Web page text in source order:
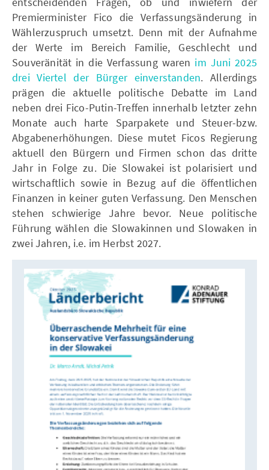
Premierminister Fico die Verfassungsänderung in
Wählerzuspruch umsetzt. Denn mit der Aufnahme
der Werte im Bereich Familie, Geschlecht und
Souveränität in die Verfassung waren im Juni 2025
drei Viertel der Bürger einverstanden. Allerdings
prägen die aktuelle politische Debatte im Land
neben drei Fico-Putin-Treffen innerhalb letzter zehn
Monate auch harte Sparpakete und Steuer-bzw.
Abgabenerhöhungen. Diese mutet Ficos Regierung
aktuell den Bürgern und Firmen schon das dritte
Jahr in Folge zu. Die Slowakei ist polarisiert und
wirtschaftlich sowie in Bezug auf die öffentlichen
Finanzen in keiner guten Verfassung. Den Menschen
stehen schwierige Jahre bevor. Neue politische
Führung wählen die Slowakinnen und Slowaken in
zwei Jahren, i.e. im Herbst 2027.